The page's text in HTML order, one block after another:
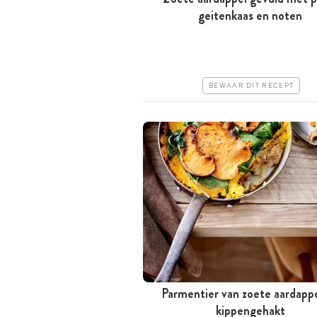
Tussen 30 minuten en 1 uur
geitenkaas en noten
BEWAAR DIT RECEPT
Tussen 30 minuten en 1 uur
Parmentier van zoete
kippengehakt